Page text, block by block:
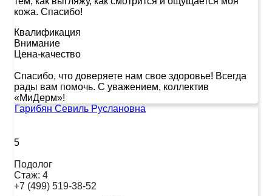
кожа. Спасибо!
Квалификация
Внимание
Цена-качество
Спасибо, что доверяете нам свое здоровье! Всегда
рады вам помочь. С уважением, коллектив
«МиДерм»!
Гарибян Севиль Руслановна
5
Подолог
Стаж: 4
+7 (499) 519-38-52